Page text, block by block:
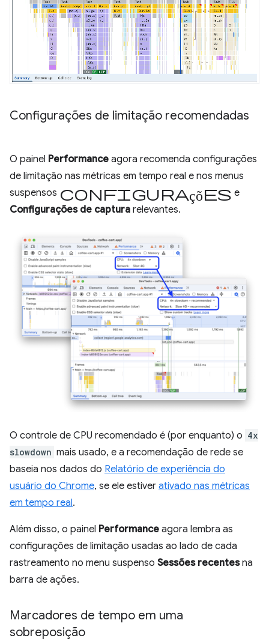
Configurações de limitação recomendadas
O painel Performance agora recomenda configurações
de limitação nas métricas em tempo real e nos menus
suspensos Configurações e
Configurações de captura relevantes.
O controle de CPU recomendado é (por enquanto) o 4x
slowdown mais usado, e a recomendação de rede se
baseia nos dados do Relatório de experiência do
usuário do Chrome, se ele estiver ativado nas métricas
em tempo real.
Além disso, o painel Performance agora lembra as
configurações de limitação usadas ao lado de cada
rastreamento no menu suspenso Sessões recentesna
barra de ações.
Marcadores de tempo em uma
sobreposição